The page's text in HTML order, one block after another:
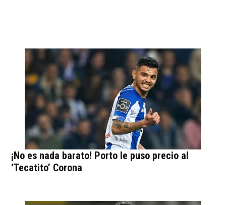
¡No es nada barato! Porto le puso precio al
‘Tecatito’ Corona